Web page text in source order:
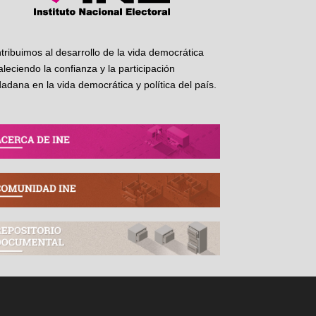
al desarrollo de la vida democrática
la confianza y la participación
en la vida democrática y política del país.